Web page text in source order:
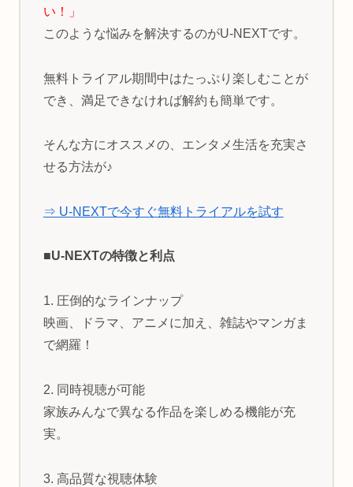
い！」
このような悩みを解決するのがU-NEXTです。
無料トライアル期間中はたっぷり楽しむことが
でき、満足できなければ解約も簡単です。
そんな方にオススメの、エンタメ生活を充実さ
せる方法が♪
⇒ U-NEXTで今すぐ無料トライアルを試す
■U-NEXTの特徴と利点
1. 圧倒的なラインナップ
映画、ドラマ、アニメに加え、雑誌やマンガま
で網羅！
2. 同時視聴が可能
家族みんなで異なる作品を楽しめる機能が充
実。
3. 高品質な視聴体験